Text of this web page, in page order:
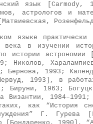
язык [Carmody,
астрологов и
языке
века в изучении
истории
Николов,
Бернова, 1993;
1993], в
Бируни, 1963;
Византии,
как “История
Г. Гурева